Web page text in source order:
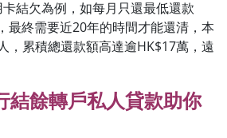
結欠為例，如每月只還最低還款
最終需要近20年的時間才能還清，本
，累積總還款額高達逾HK$17萬，遠
結餘轉戶私人貸款助你